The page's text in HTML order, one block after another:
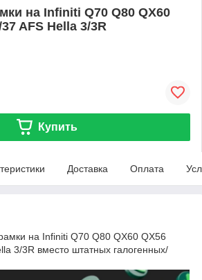
на Infiniti Q70 Q80 QX60
AFS Hella 3/3R
Купить
Доставка Оплата
на Infiniti Q70 Q80 QX60 QX56
3/3R вместо штатных галогенных/